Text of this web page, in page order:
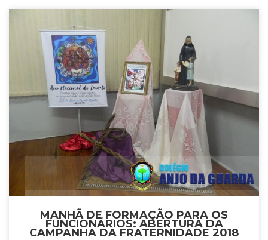
MANHÃ DE FORMAÇÃO PARA OS
FUNCIONÁRIOS: ABERTURA DA
CAMPANHA DA FRATERNIDADE 2018